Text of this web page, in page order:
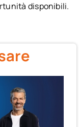
disponibili.